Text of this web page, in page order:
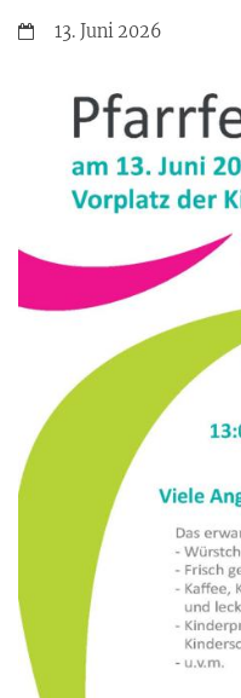
Datum:13. Juni 2026